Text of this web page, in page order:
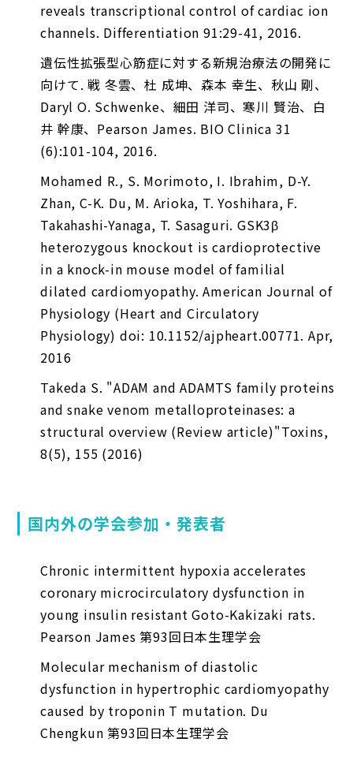
reveals transcriptional control of cardiac ion
channels. Differentiation 91:29-41, 2016.
遺伝性拡張型心筋症に対する新規治療法の開発に
向けて. 戦 冬雲、杜 成坤、森本 幸生、秋山 剛、
Daryl O. Schwenke、細田 洋司、寒川 賢治、白
井 幹康、Pearson James. BIO Clinica 31
(6):101-104, 2016.
Mohamed R., S. Morimoto, I. Ibrahim, D-Y.
Zhan, C-K. Du, M. Arioka, T. Yoshihara, F.
Takahashi-Yanaga, T. Sasaguri. GSK3β
heterozygous knockout is cardioprotective
in a knock-in mouse model of familial
dilated cardiomyopathy. American Journal of
Physiology (Heart and Circulatory
Physiology) doi: 10.1152/ajpheart.00771. Apr,
2016
Takeda S. "ADAM and ADAMTS family proteins
and snake venom metalloproteinases: a
structural overview (Review article)"Toxins,
8(5), 155 (2016)
国内外の学会参加・発表者
Chronic intermittent hypoxia accelerates
coronary microcirculatory dysfunction in
young insulin resistant Goto-Kakizaki rats.
Pearson James 第93回日本生理学会
Molecular mechanism of diastolic
dysfunction in hypertrophic cardiomyopathy
caused by troponin T mutation. Du
Chengkun 第93回日本生理学会